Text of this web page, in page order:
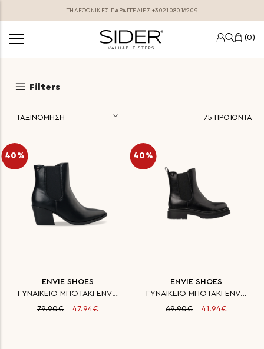
ΤΗΛΕΦΩΝΙΚΕΣ ΠΑΡΑΓΓΕΛΊΕΣ+302108016209
0
Filters
75 ΠΡΟΪΟΝΤΑ
40%
ENVIE SHOES
ΓΥΝΑΙΚΕΙΟ ΜΠΟΤΑΚΙ ENVIE
79.90€
47.94€
40%
ENVIE SHOES
ΓΥΝΑΙΚΕΙΟ ΜΠΟΤΑΚΙ ENVIE
69.90€
41.94€